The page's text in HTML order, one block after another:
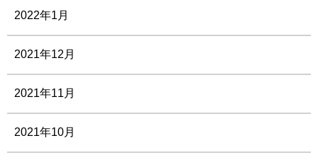
2022年1月
2021年12月
2021年11月
2021年10月